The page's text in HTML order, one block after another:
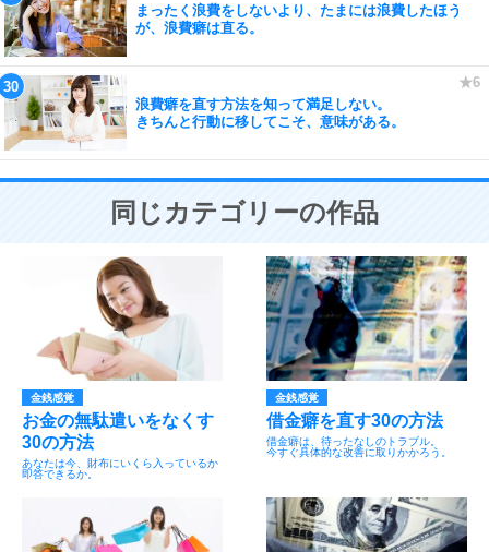
まったく浪費をしないより、たまには浪費したほう
が、浪費癖は直る。
浪費癖を直す方法を知って満足しない。
きちんと行動に移してこそ、意味がある。
同じカテゴリーの作品
金銭感覚
お金の無駄遣いをなくす
30の方法
あなたは今、財布にいくら入っているか
即答できるか。
金銭感覚
借金癖を直す30の方法
借金癖は、待ったなしのトラブル。
今すぐ具体的な改善に取りかかろう。